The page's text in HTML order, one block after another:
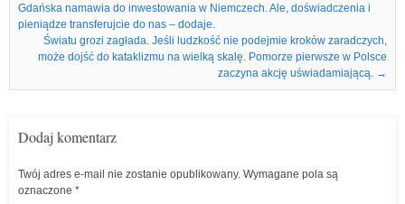
Gdańska namawia do inwestowania w Niemczech. Ale, doświadczenia i
pieniądze transferujcie do nas – dodaje.
Światu grozi zagłada. Jeśli ludzkość nie podejmie kroków zaradczych,
może dojść do kataklizmu na wielką skalę. Pomorze pierwsze w Polsce
zaczyna akcję uświadamiającą. →
Dodaj komentarz
Twój adres e-mail nie zostanie opublikowany. Wymagane pola są
oznaczone *